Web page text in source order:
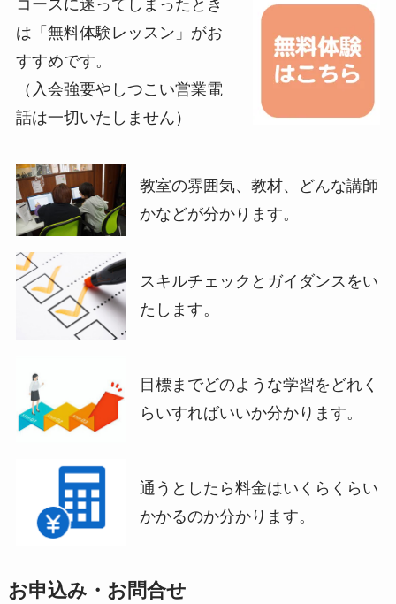
コースに迷ってしまったとき
は「無料体験レッスン」がお
すすめです。
（入会強要やしつこい営業電
話は一切いたしません）
教室の雰囲気、教材、どんな講師
かなどが分かります。
スキルチェックとガイダンスをい
たします。
目標までどのような学習をどれく
らいすればいいか分かります。
通うとしたら料金はいくらくらい
かかるのか分かります。
お申込み・お問合せ